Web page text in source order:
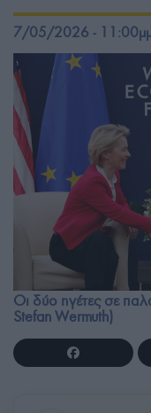
7/05/2026 -
Οι δύο ηγέτες σε
Stefan Wermuth)